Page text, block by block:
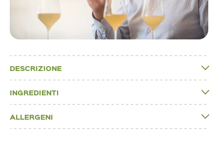
DESCRIZIONE
INGREDIENTI
ALLERGENI